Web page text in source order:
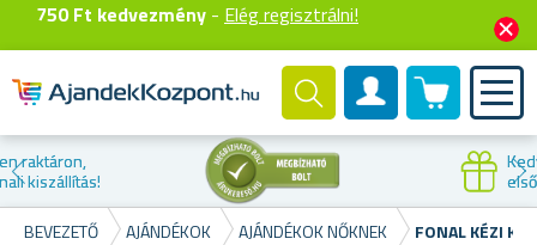
750 Ft kedvezmény - Elég regisztrálni!
Felhasználók fiók
0 termék
Kedvezmény az
első vásárláskor
BEVEZETŐ AJÁNDÉKOK AJÁNDÉKOK NŐKNEK FONAL KÉZI